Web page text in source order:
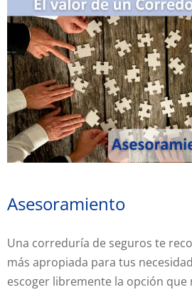
Asesoramiento
Una correduría de seguros te
más apropiada para tus
escoger libremente la opción que